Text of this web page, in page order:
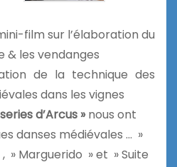
film sur l’élaboration du
& les vendanges
de la technique des
dans les vignes
d’Arcus »nous ont
danses médiévales … »
» Marguerido » et » Suite